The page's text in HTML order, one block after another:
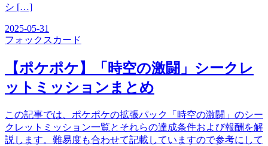
シ […]
2025-05-31
フォックス カード
【ポケポケ】「時空の激闘」シークレ
ットミッションまとめ
この記事では、ポケポケの拡張パック「時空の激闘」のシー
クレットミッション一覧とそれらの達成条件および報酬を解
説します。難易度も合わせて記載していますので参考にして